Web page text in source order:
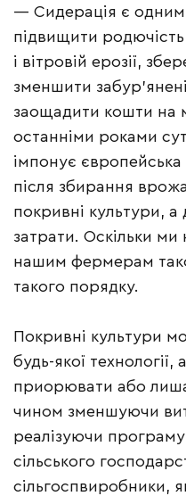
— Сидерація є одним
підвищити родючість
і вітровій ерозії,
зменшити
заощадити кошти на
останніми роками
імпонує
після збирання
покривні культури,
затрати. Оскільки
нашим фермерам
такого порядку.
Покривні культури
будь-якої
приорювати або
чином зменшуючи
реалізуючи програму
сільського
сільгоспвиробники,